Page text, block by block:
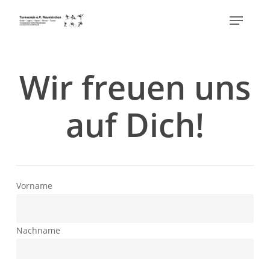
Menu
Wir freuen uns
auf Dich!
Vorname
Nachname